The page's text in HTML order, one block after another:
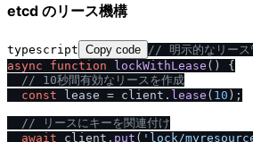
etcd のリース機構
typescript Copy code / / 明示的なリース
async
function lockWithLease ( ) {
/ / 10秒間有効なリースを作成
const lease = client. lease ( 10 );
/ / リースにキーを関連付け
await client. put ( 'lock /